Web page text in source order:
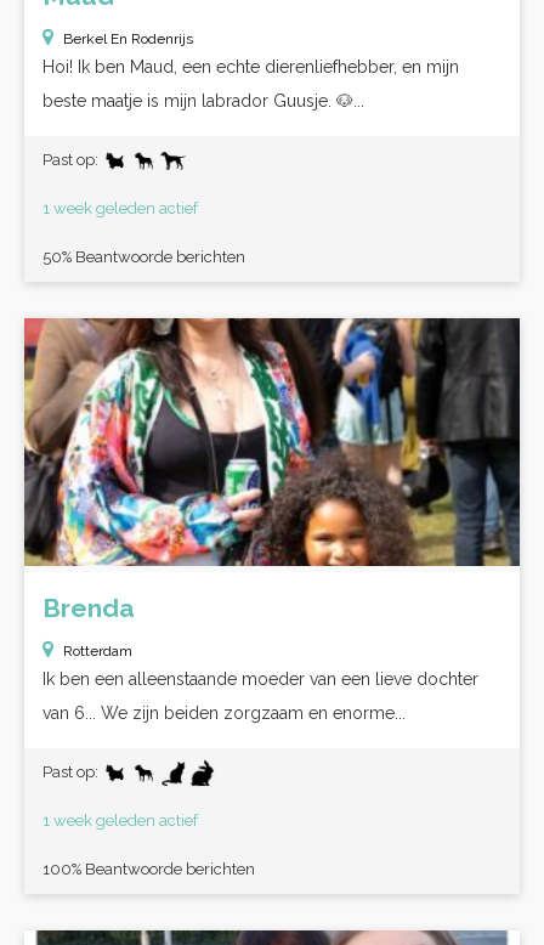
Berkel En Rodenrijs
Hoi! Ik ben Maud, een echte dierenliefhebber, en mijn
beste maatje is mijn labrador Guusje. 🐶...
Past op:
1 week geleden actief
50% Beantwoorde berichten
Brenda
Rotterdam
Ik ben een alleenstaande moeder van een lieve dochter
van 6... We zijn beiden zorgzaam en enorme...
Past op:
1 week geleden actief
100% Beantwoorde berichten